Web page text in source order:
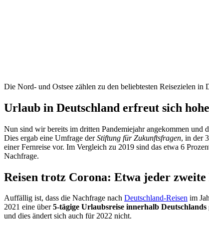
Die Nord- und Ostsee zählen zu den beliebtesten Reisezielen
Urlaub in Deutschland erfreut sich
Nun sind wir bereits im dritten Pandemiejahr angekommen und
Dies ergab eine Umfrage derStiftung für Zukunftsfragen, in der
einer Fernreise vor. Im Vergleich zu 2019 sind das etwa 6
Nachfrage.
Reisen trotz Corona: Etwa jeder
Auffällig ist, dass die Nachfrage nach Deutschland-Reisen im
2021 eine über5-tägige Urlaubsreise innerhalb Deutschlands
und dies ändert sich auch für 2022 nicht.